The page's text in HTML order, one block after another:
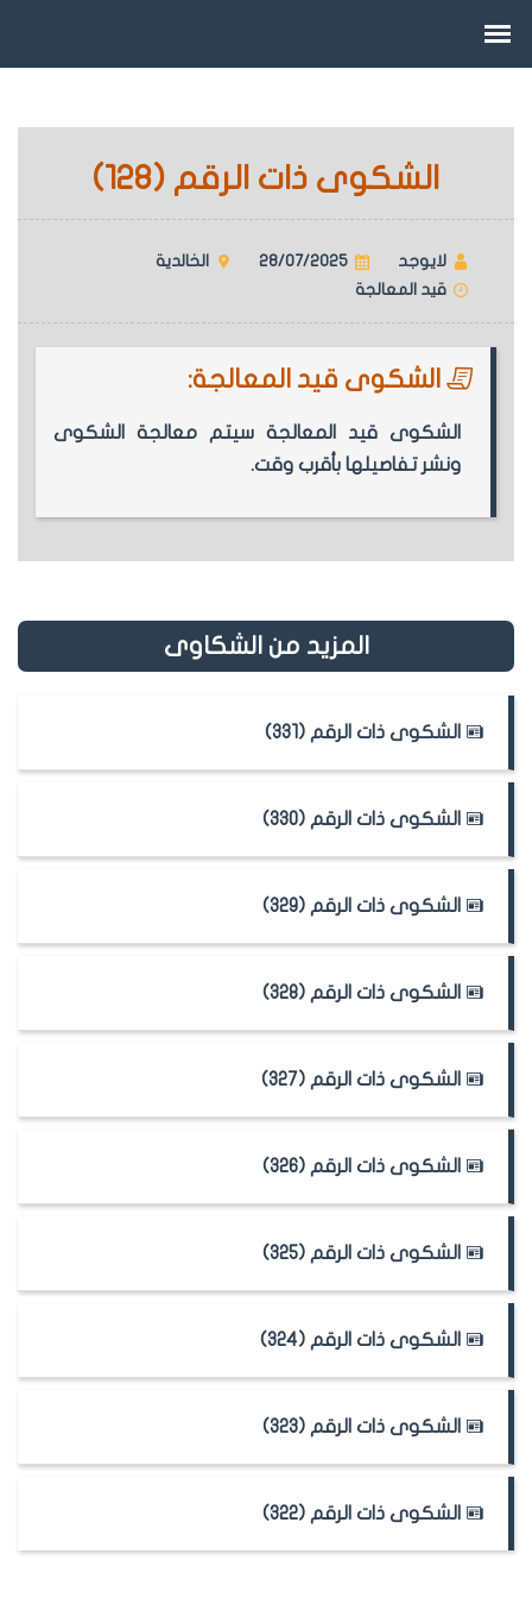
الشكوى ذات الرقم (128)
لايوجد 28/07/2025
الخالدية
قيد المعالجة
الشكوى قيد المعالجة:
الشكوى قيد المعالجة سيتم معالجة الشكوى
ونشر تفاصيلها بأقرب وقت.
المزيد من الشكاوى
الشكوى ذات الرقم (331)
الشكوى ذات الرقم (330)
الشكوى ذات الرقم (329)
الشكوى ذات الرقم (328)
الشكوى ذات الرقم (327)
الشكوى ذات الرقم (326)
الشكوى ذات الرقم (325)
الشكوى ذات الرقم (324)
الشكوى ذات الرقم (323)
الشكوى ذات الرقم (322)